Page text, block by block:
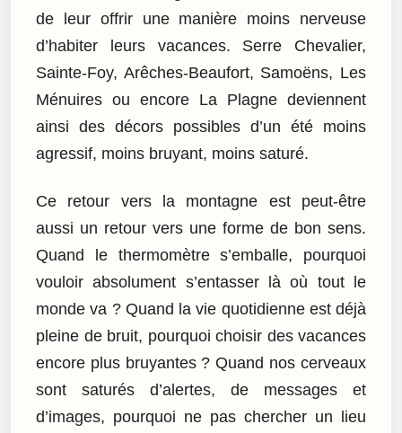
de leur offrir une manière moins nerveuse
d’habiter leurs vacances. Serre Chevalier,
Sainte-Foy, Arêches-Beaufort, Samoëns, Les
Ménuires ou encore La Plagne deviennent
ainsi des décors possibles d’un été moins
agressif, moins bruyant, moins saturé.
Ce retour vers la montagne est peut-être
aussi un retour vers une forme de bon sens.
Quand le thermomètre s’emballe, pourquoi
vouloir absolument s’entasser là où tout le
monde va ? Quand la vie quotidienne est déjà
pleine de bruit, pourquoi choisir des vacances
encore plus bruyantes ? Quand nos cerveaux
sont saturés d’alertes, de messages et
d’images, pourquoi ne pas chercher un lieu